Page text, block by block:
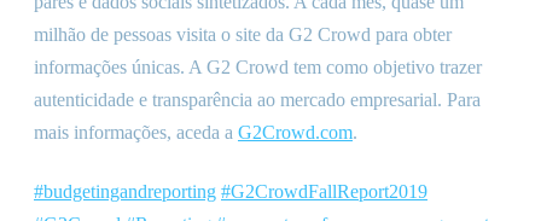
milhão de pessoas visita o site da G2 Crowd para obter
informações únicas. A G2 Crowd tem como objetivo trazer
autenticidade e transparência ao mercado empresarial. Para
mais informações, aceda a G2Crowd.com.
#budgetingandreporting #G2CrowdFallReport2019